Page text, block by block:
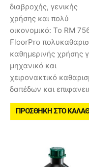
διαβροχής, γενικής
χρήσης και πολύ
οικονομικό: Το RM
FloorPro
καθημερινής χρήσης
μηχανικό και
χειρονακτικό
δαπέδων και
ΠΡΟΣΘΉΚΗ ΣΤΟ